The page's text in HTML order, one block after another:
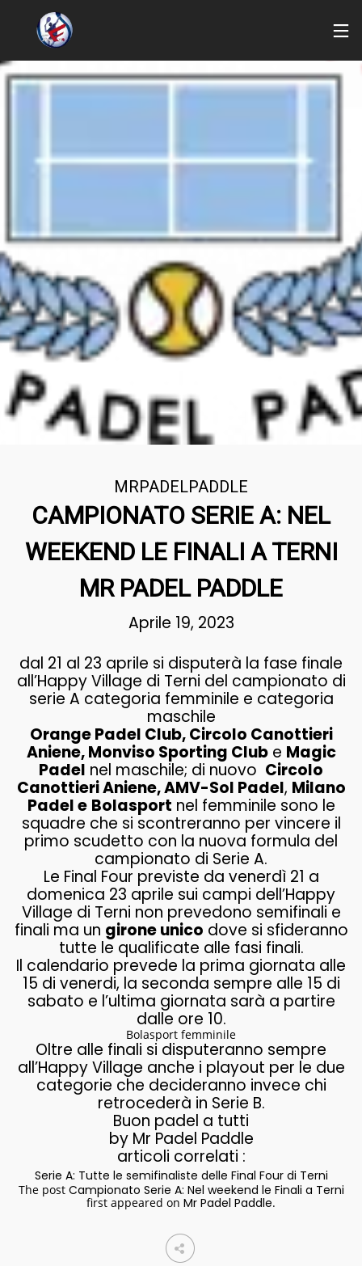
MRPADELPADDLE
CAMPIONATO SERIE A: NEL
WEEKEND LE FINALI A TERNI
MR PADEL PADDLE
Aprile 19, 2023
dal 21 al 23 aprile si disputerà la fase finale
all’Happy Village di Terni del campionato di
serie A categoria femminile e categoria
maschile
Orange Padel Club, Circolo Canottieri
Aniene, Monviso Sporting Clube Magic
Padel nel maschile; di nuovo Circolo
Canottieri Aniene, AMV-Sol Padel, Milano
Padel e Bolasport nel femminile sono le
squadre che si scontreranno per vincere il
primo scudetto con la nuova formula del
campionato di Serie A.
Le Final Four previste da venerdì 21 a
domenica 23 aprile sui campi dell’Happy
Village di Terni non prevedono semifinali e
finali ma un girone unico dove si sfideranno
tutte le qualificate alle fasi finali.
Il calendario prevede la prima giornata alle
15 di venerdi, la seconda sempre alle 15 di
sabato e l’ultima giornata sarà a partire
dalle ore 10.
Bolasport femminile
Oltre alle finali si disputeranno sempre
all’Happy Village anche i playout per le due
categorie che decideranno invece chi
retrocederà in Serie B.
Buon padel a tutti
by Mr Padel Paddle
articoli correlati :
Serie A: Tutte le semifinaliste delle Final Four di Terni
The post Campionato Serie A: Nel weekend le Finali a Terni
first appeared on Mr Padel Paddle.